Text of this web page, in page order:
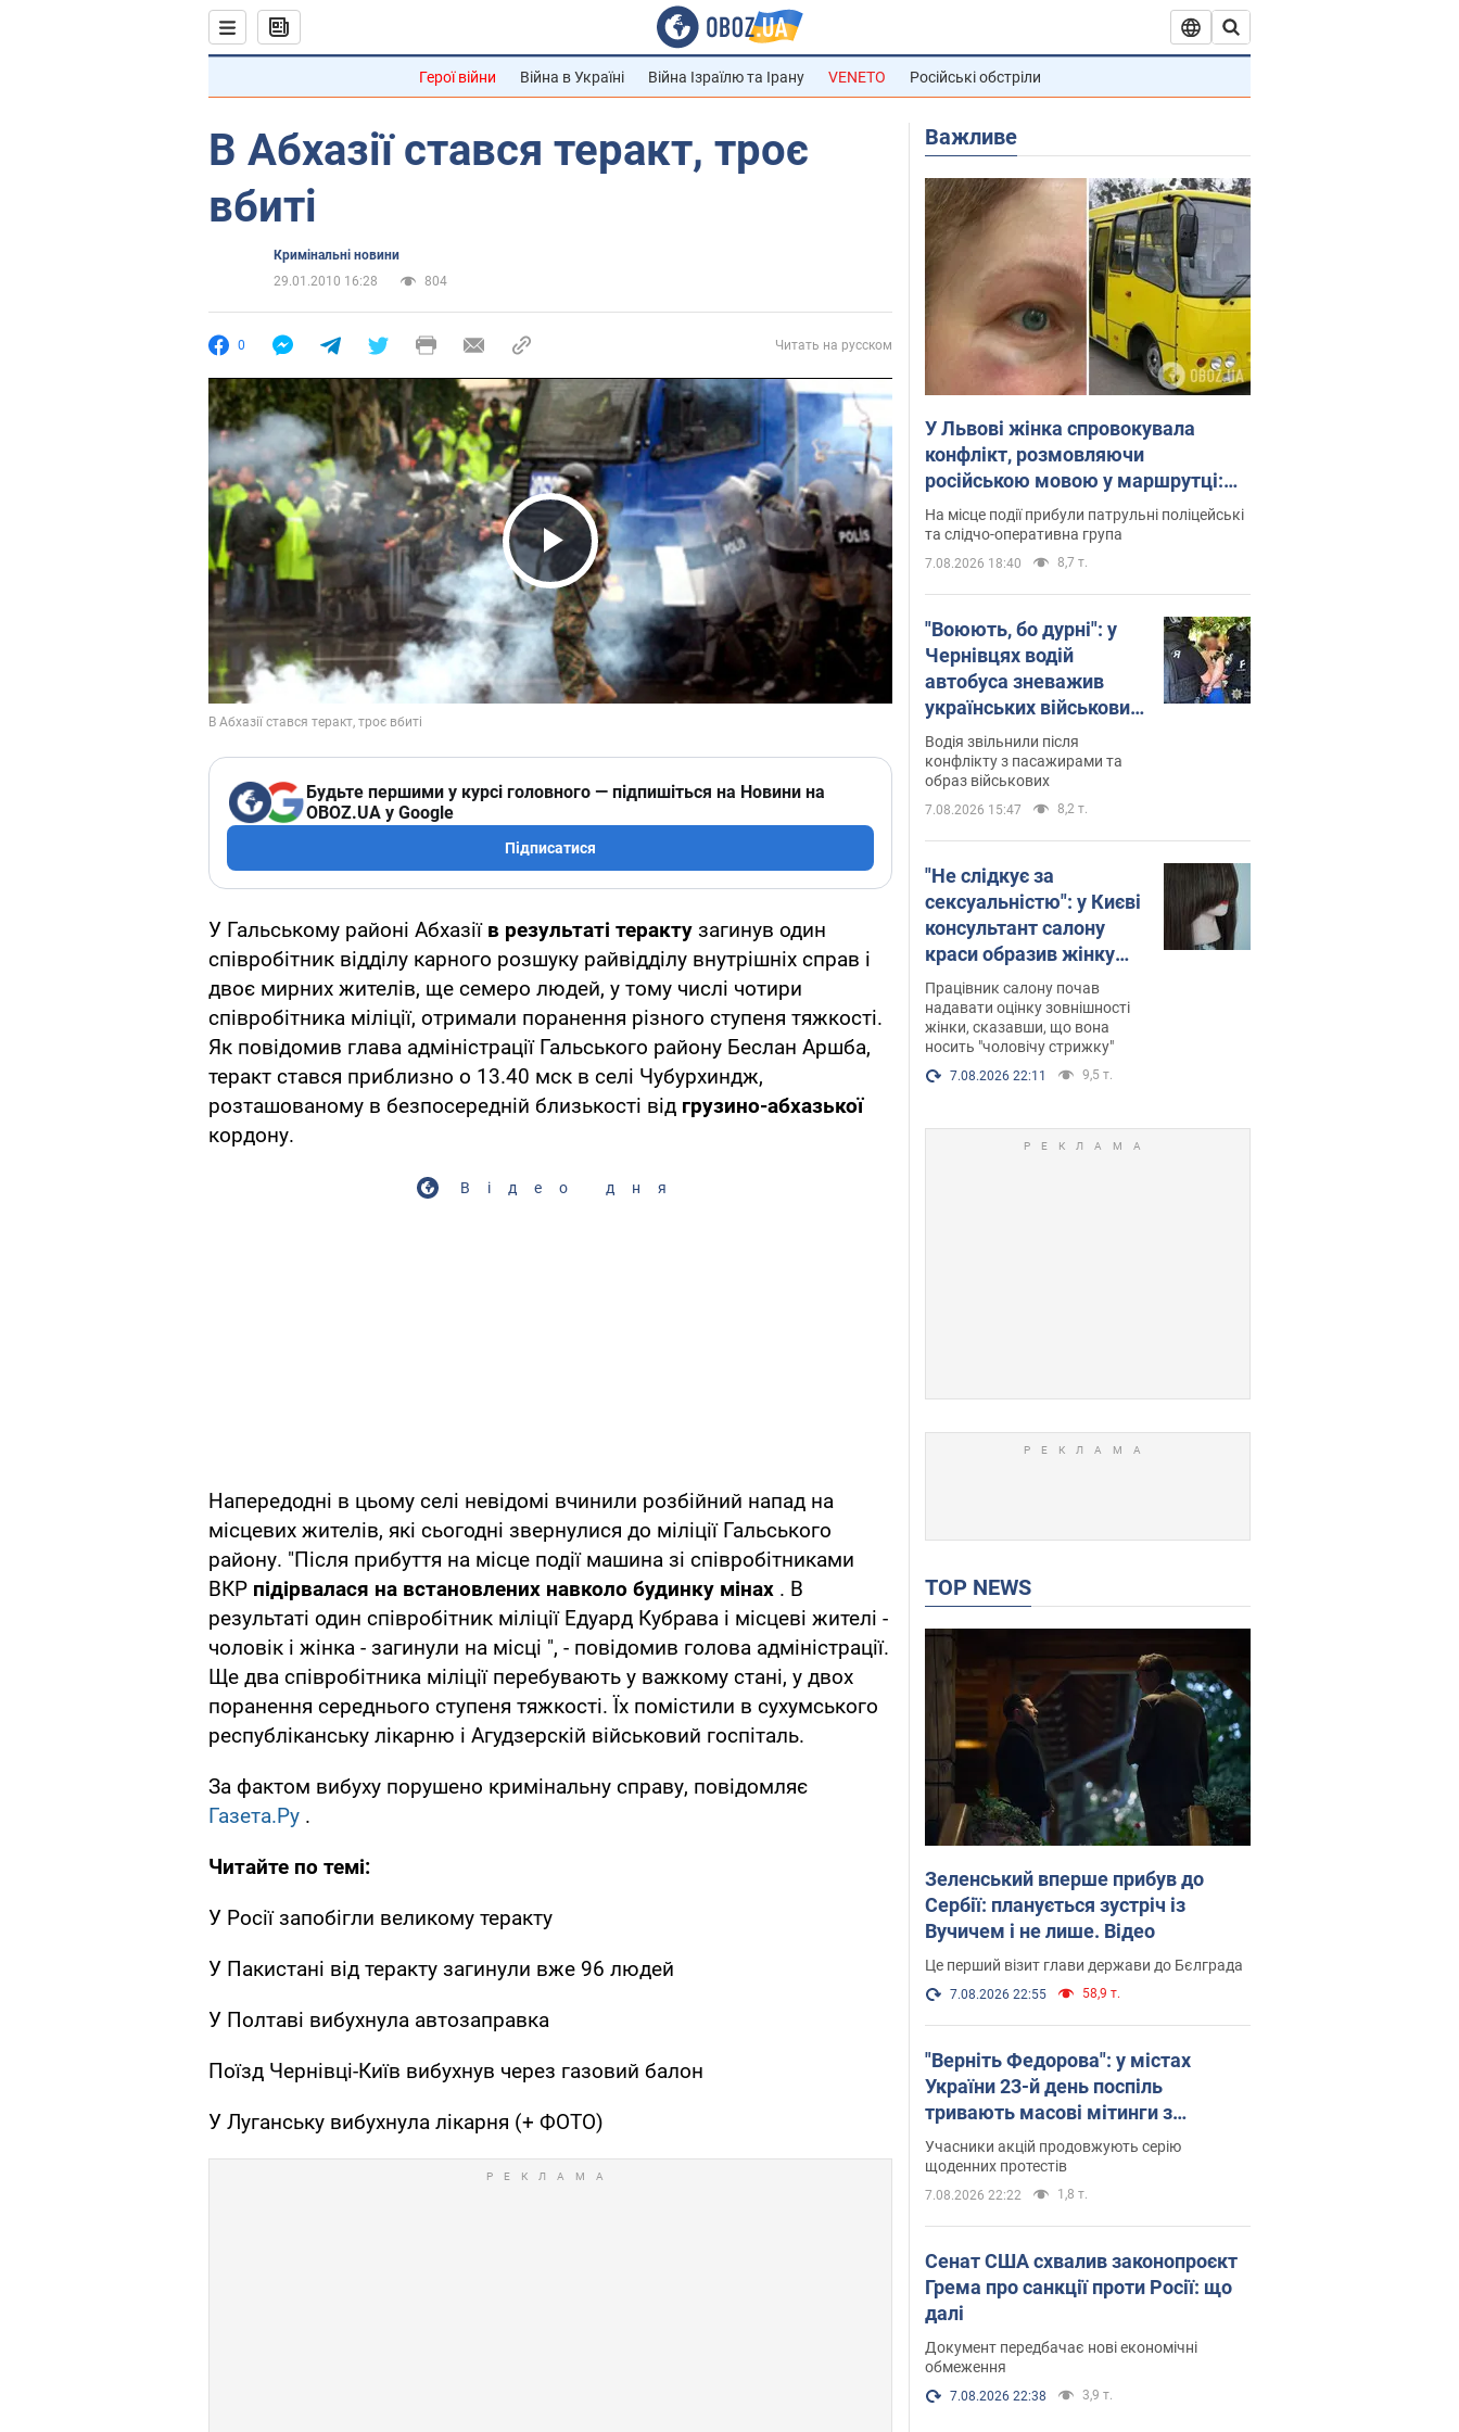
Герої війни Війна в Україні Війна Ізраїлю та Ірану VENETO Російські обстріли
В Абхазії стався теракт, троє
вбиті
Кримінальні новини
29.01.2010 16:28
804
0 Читать на русском
Play Video
Будьте першими у курсі головного — підпишіться на Новини на
OBOZ.UA у Google
Підписатися
У Гальському районі Абхазії в результаті теракту загинув один
співробітник відділу карного розшуку райвідділу внутрішніх справ і
двоє мирних жителів, ще семеро людей, у тому числі чотири
співробітника міліції, отримали поранення різного ступеня тяжкості.
Як повідомив глава адміністрації Гальського району Беслан Аршба,
теракт стався приблизно о 13.40 мск в селі Чубурхиндж,
розташованому в безпосередній близькості від грузино-абхазької
кордону.
Відео дня
Напередодні в цьому селі невідомі вчинили розбійний напад на
місцевих жителів, які сьогодні звернулися до міліції Гальського
району. "Після прибуття на місце події машина зі співробітниками
ВКР підірвалася на встановлених навколо будинку мінах . В
результаті один співробітник міліції Едуард Кубрава і місцеві жителі -
чоловік і жінка - загинули на місці ", - повідомив голова адміністрації.
Ще два співробітника міліції перебувають у важкому стані, у двох
поранення середнього ступеня тяжкості. Їх помістили в сухумського
республіканську лікарню і Агудзерскій військовий госпіталь.
За фактом вибуху порушено кримінальну справу, повідомляє
Газета.Ру .
Читайте по темі:
У Росії запобігли великому теракту
У Пакистані від теракту загинули вже 96 людей
У Полтаві вибухнула автозаправка
Поїзд Чернівці-Київ вибухнув через газовий балон
У Луганську вибухнула лікарня (+ ФОТО)
Важливе
У Львові жінка спровокувала
конфлікт, розмовляючи
російською мовою у маршрутці:
поліція склала адмінпротокол.
Відео
На місце події прибули патрульні поліцейські
та слідчо-оперативна група
7.08.2026 18:40 8,7 т.
"Воюють, бо дурні": у
Чернівцях водій
автобуса зневажив
українських військових
і поплатився. Відео
Водія звільнили після
конфлікту з пасажирами та
образ військових
7.08.2026 15:47 8,2 т.
"Не слідкує за
сексуальністю": у Києві
консультант салону
краси образив жінку
після хімієтерапії,
розгорівся скандал.
Фото
Працівник салону почав
надавати оцінку зовнішності
жінки, сказавши, що вона
носить "чоловічу стрижку"
7.08.2026 22:11 9,5 т.
TOP NEWS
Зеленський вперше прибув до
Сербії: планується зустріч із
Вучичем і не лише. Відео
Це перший візит глави держави до Бєлграда
7.08.2026 22:55 58,9 т.
"Верніть Федорова": у містах
України 23-й день поспіль
тривають масові мітинги з
картонками. Фото і відео
Учасники акцій продовжують серію
щоденних протестів
7.08.2026 22:22 1,8 т.
Сенат США схвалив законопроєкт
Грема про санкції проти Росії: що
далі
Документ передбачає нові економічні
обмеження
7.08.2026 22:38 3,9 т.